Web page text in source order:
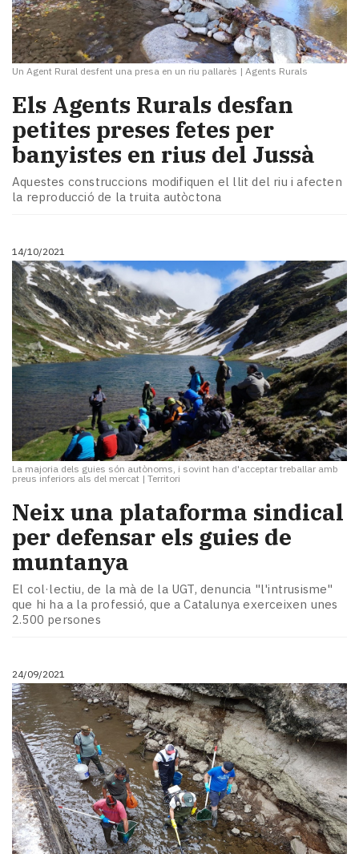
Un Agent Rural desfent una presa en un riu pallarès | Agents Rurals
Els Agents Rurals desfan
petites preses fetes per
banyistes en rius del Jussà
Aquestes construccions modifiquen el llit del riu i afecten
la reproducció de la truita autòctona
14/10/2021
La majoria dels guies són autònoms, i sovint han d'acceptar treballar amb
preus inferiors als del mercat | Territori
Neix una plataforma sindical
per defensar els guies de
muntanya
El col·lectiu, de la mà de la UGT, denuncia "l'intrusisme"
que hi ha a la professió, que a Catalunya exerceixen unes
2.500 persones
24/09/2021